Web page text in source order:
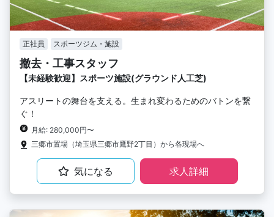
正社員 スポーツジム・施設
撤去・工事スタッフ
【未経験歓迎】スポーツ施設(グラウンド人工芝)
アスリートの舞台を支える。生まれ変わるためのバトンを繋
ぐ！
月給: 280,000円〜
三郷市置場（埼玉県三郷市鷹野2丁目）から各現場へ
気になる 求人詳細